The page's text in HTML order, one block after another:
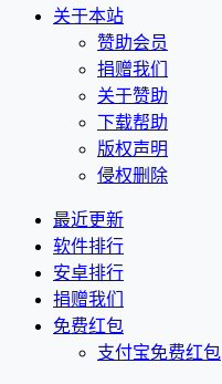
关于本站
赞助会员
捐赠我们
关于赞助
下载帮助
版权声明
侵权删除
最近更新
软件排行
安卓排行
捐赠我们
免费红包
支付宝免费红包